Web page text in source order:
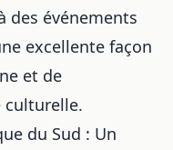
des événements
excellente façon
et de
culturelle.
du Sud : Un